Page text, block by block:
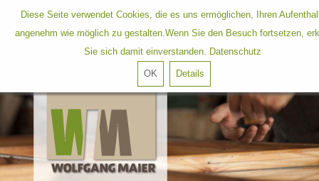
Diese Seite verwendet Cookies, die es uns ermöglichen, Ihren
angenehm wie möglich zu gestalten.Wenn Sie den Besuch fortsetzen,
Sie sich damit einverstanden. Datenschutz
OK Details
Kontakt AGBs Anfahrt